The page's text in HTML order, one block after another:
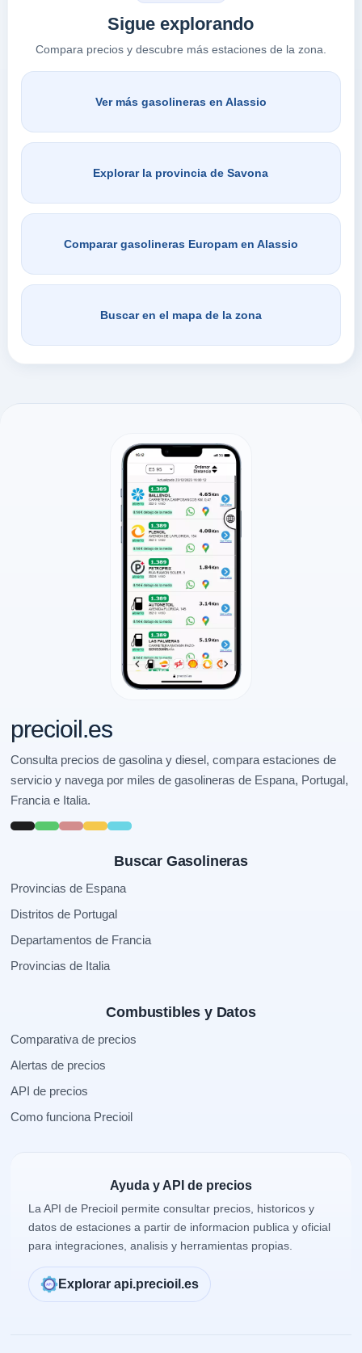
Sigue explorando
Compara precios y descubre más estaciones de la zona.
Ver más gasolineras en Alassio
Explorar la provincia de Savona
Comparar gasolineras Europam en Alassio
Buscar en el mapa de la zona
precioil.es
Consulta precios de gasolina y diesel, compara estaciones de
servicio y navega por miles de gasolineras de Espana, Portugal,
Francia e Italia.
Buscar Gasolineras
Provincias de Espana
Distritos de Portugal
Departamentos de Francia
Provincias de Italia
Combustibles y Datos
Comparativa de precios
Alertas de precios
API de precios
Como funciona Precioil
Ayuda y API de precios
La API de Precioil permite consultar precios, historicos y
datos de estaciones a partir de informacion publica y oficial
para integraciones, analisis y herramientas propias.
Explorar api.precioil.es